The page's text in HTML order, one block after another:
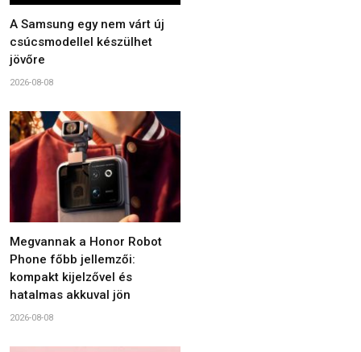
A Samsung egy nem várt új
csúcsmodellel készülhet
jövőre
2026-08-08
Megvannak a Honor Robot
Phone főbb jellemzői:
kompakt kijelzővel és
hatalmas akkuval jön
2026-08-08